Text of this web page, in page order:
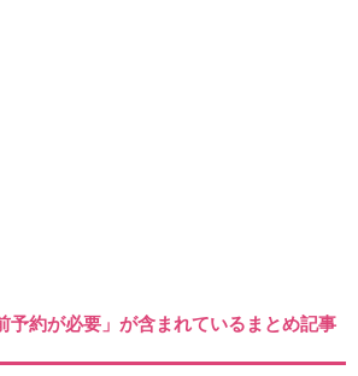
予約が必要」が含まれているまとめ記事